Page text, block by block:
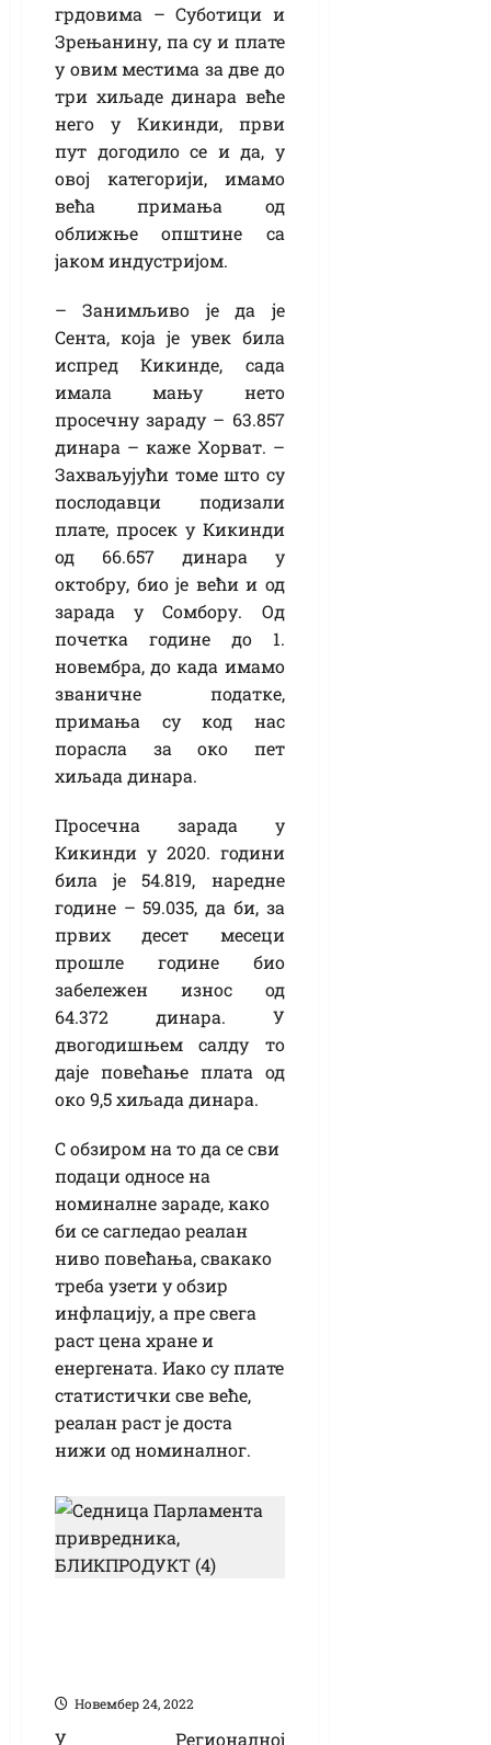
грдовима – Суботици и
Зрењанину, па су и плате
у овим местима за две до
три хиљаде динара веће
него у Кикинди, први
пут догодило се и да, у
овој категорији, имамо
већа примања од
оближње општине са
јаком индустријом.
– Занимљиво је да је
Сента, која је увек била
испред Кикинде, сада
имала мању нето
просечну зараду – 63.857
динара – каже Хорват. –
Захваљујући томе што су
послодавци подизали
плате, просек у Кикинди
од 66.657 динара у
октобру, био је већи и од
зарада у Сомбору. Од
почетка године до 1.
новембра, до када имамо
званичне податке,
примања су код нас
порасла за око пет
хиљада динара.
Просечна зарада у
Кикинди у 2020. години
била је 54.819, наредне
године – 59.035, да би, за
првих десет месеци
прошле године био
забележен износ од
64.372 динара. У
двогодишњем салду то
даје повећање плата од
око 9,5 хиљада динара.
С обзиром на то да се сви
подаци односе на
номиналне зараде, како
би се сагледао реалан
ниво повећања, свакако
треба узети у обзир
инфлацију, а пре свега
раст цена хране и
енергената. Иако су плате
статистички све веће,
реалан раст је доста
нижи од номиналног.
Новембер 24, 2022
У Регионалној